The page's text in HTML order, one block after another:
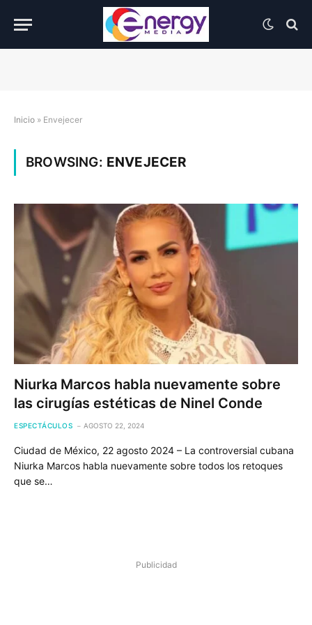
Inicio » Envejecer
BROWSING: ENVEJECER
Niurka Marcos habla nuevamente sobre
las cirugías estéticas de Ninel Conde
ESPECTÁCULOS AGOSTO 22, 2024
Ciudad de México, 22 agosto 2024 – La controversial cubana
Niurka Marcos habla nuevamente sobre todos los retoques
que se…
Publicidad